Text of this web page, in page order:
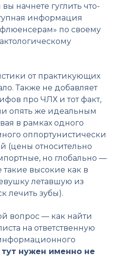
начнете гуглить что-
информация
по своему
от практикующих
Также не добавляет
про ЧЛХ и тот факт,
опять же идеальным
в рамках одного
оппортунистически
(цены относительно
но глобально —
высокие как в
летавшую из
лечить зубы).
вопрос — как найти
на ответственную
нужен именно не